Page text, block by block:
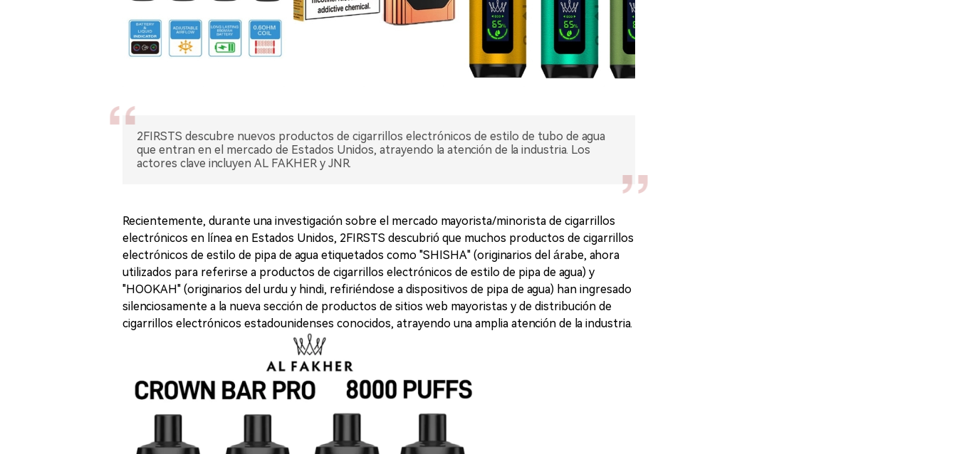
2FIRSTS descubre nuevos productos de cigarrillos electrónicos de estilo de tubo de agua
que entran en el mercado de Estados Unidos, atrayendo la atención de la industria. Los
actores clave incluyen AL FAKHER y JNR.
Recientemente, durante una investigación sobre el mercado mayorista/minorista de cigarrillos
electrónicos en línea en Estados Unidos, 2FIRSTS descubrió que muchos productos de cigarrillos
electrónicos de estilo de pipa de agua etiquetados como "SHISHA" (originarios del árabe, ahora
utilizados para referirse a productos de cigarrillos electrónicos de estilo de pipa de agua) y
"HOOKAH" (originarios del urdu y hindi, refiriéndose a dispositivos de pipa de agua) han ingresado
silenciosamente a la nueva sección de productos de sitios web mayoristas y de distribución de
cigarrillos electrónicos estadounidenses conocidos, atrayendo una amplia atención de la industria.